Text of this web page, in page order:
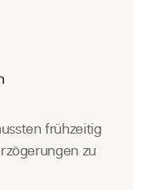
frühzeitig
zu